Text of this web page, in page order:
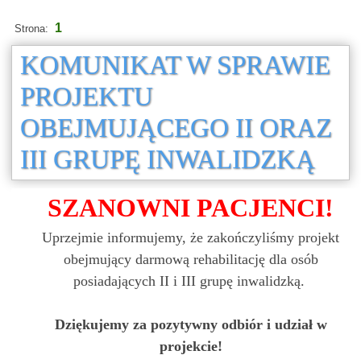
Strona: 1
KOMUNIKAT W SPRAWIE
PROJEKTU
OBEJMUJĄCEGO II ORAZ
III GRUPĘ INWALIDZKĄ
SZANOWNI PACJENCI!
Uprzejmie informujemy, że zakończyliśmy projekt
obejmujący darmową rehabilitację dla osób
posiadających II i III grupę inwalidzką.
Dziękujemy za pozytywny odbiór i udział w
projekcie!